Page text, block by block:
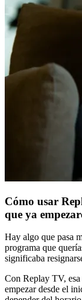
Cómo usar
que ya
Hay algo que pasa
programa que
significaba
Con Replay TV,
empezar desde el